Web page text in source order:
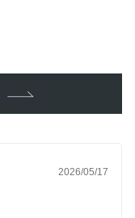
2026/05/17